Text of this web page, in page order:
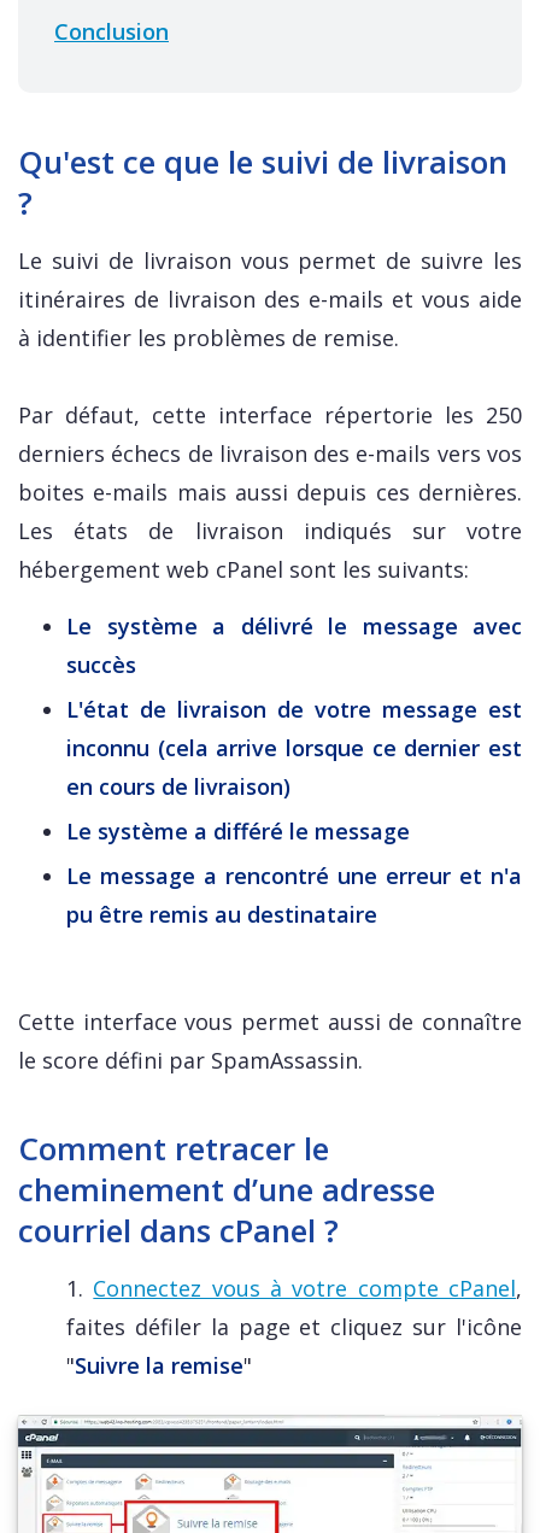
Conclusion
Qu'est ce que le suivi de livraison
?
Le suivi de livraison vous permet de suivre les
itinéraires de livraison des e-mails et vous aide
à identifier les problèmes de remise.
Par défaut, cette interface répertorie les 250
derniers échecs de livraison des e-mails vers vos
boites e-mails mais aussi depuis ces dernières.
Les états de livraison indiqués sur votre
hébergement web cPanel sont les suivants:
Le système a délivré le message avec
succès
L'état de livraison de votre message est
inconnu (cela arrive lorsque ce dernier est
en cours de livraison)
Le système a différé le message
Le message a rencontré une erreur et n'a
pu être remis au destinataire
Cette interface vous permet aussi de connaître
le score défini par SpamAssassin.
Comment retracer le
cheminement d’une adresse
courriel dans cPanel ?
1. Connectez vous à votre compte cPanel,
faites défiler la page et cliquez sur l'icône
"Suivre la remise"